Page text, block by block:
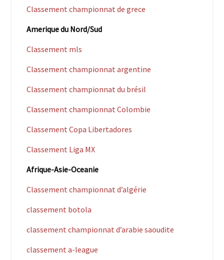
Classement championnat de grece
Amerique du Nord/Sud
Classement mls
Classement championnat argentine
Classement championnat du brésil
Classement championnat Colombie
Classement Copa Libertadores
Classement Liga MX
Afrique-Asie-Oceanie
Classement championnat d’algérie
classement botola
classement championnat d’arabie saoudite
classement a-league